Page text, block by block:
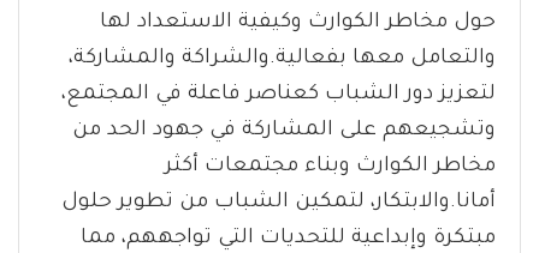
حول مخاطر الكوارث وكيفية الاستعداد لها
والتعامل معها بفعالية.والشراكة والمشاركة،
لتعزيز دور الشباب كعناصر فاعلة في المجتمع،
وتشجيعهم على المشاركة في جهود الحد من
مخاطر الكوارث وبناء مجتمعات أكثر
أمانا.والابتكار، لتمكين الشباب من تطوير حلول
مبتكرة وإبداعية للتحديات التي تواجههم، مما